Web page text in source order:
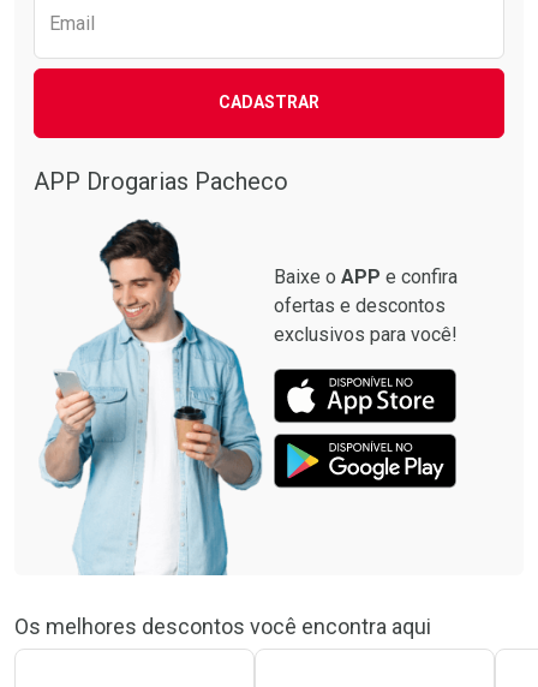
Email
CADASTRAR
APP Drogarias Pacheco
Baixe o APP e confira
ofertas e descontos
exclusivos para você!
Os melhores descontos você encontra aqui